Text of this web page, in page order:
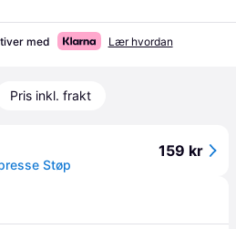
med Lær hvordan
Pris inkl. frakt
Støp
159 kr